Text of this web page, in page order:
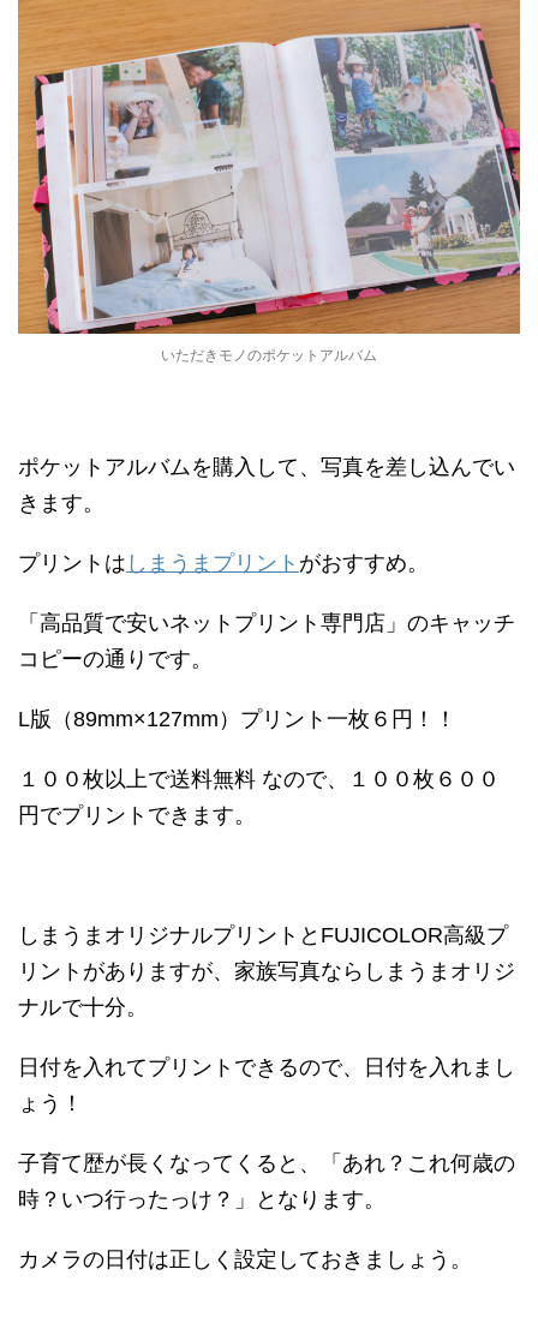
いただきモノのポケットアルバム
ポケットアルバムを購入して、写真を差し込んでい
きます。
プリントは しまうまプリント がおすすめ。
「高品質で安いネットプリント専門店」のキャッチ
コピーの通りです。
L版（89mm×127mm）プリント一枚６円！！
１００枚以上で送料無料 なので、１００枚６００
円でプリントできます。
しまうまオリジナルプリントとFUJICOLOR高級プ
リントがありますが、家族写真ならしまうまオリジ
ナルで十分。
日付を入れてプリントできるので、日付を入れまし
ょう！
子育て歴が長くなってくると、「あれ？これ何歳の
時？いつ行ったっけ？」となります。
カメラの日付は正しく設定しておきましょう。